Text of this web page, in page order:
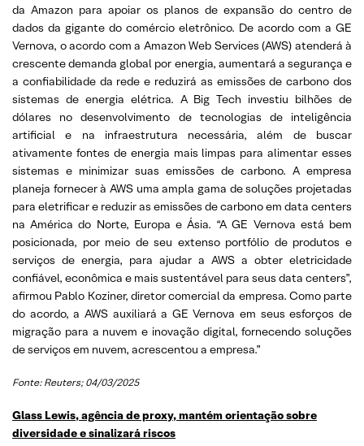
da Amazon para apoiar os planos de expansão do centro de
dados da gigante do comércio eletrônico. De acordo com a GE
Vernova, o acordo com a Amazon Web Services (AWS) atenderá à
crescente demanda global por energia, aumentará a segurança e
a confiabilidade da rede e reduzirá as emissões de carbono dos
sistemas de energia elétrica. A Big Tech investiu bilhões de
dólares no desenvolvimento de tecnologias de inteligência
artificial e na infraestrutura necessária, além de buscar
ativamente fontes de energia mais limpas para alimentar esses
sistemas e minimizar suas emissões de carbono. A empresa
planeja fornecer à AWS uma ampla gama de soluções projetadas
para eletrificar e reduzir as emissões de carbono em data centers
na América do Norte, Europa e Ásia. “A GE Vernova está bem
posicionada, por meio de seu extenso portfólio de produtos e
serviços de energia, para ajudar a AWS a obter eletricidade
confiável, econômica e mais sustentável para seus data centers”,
afirmou Pablo Koziner, diretor comercial da empresa. Como parte
do acordo, a AWS auxiliará a GE Vernova em seus esforços de
migração para a nuvem e inovação digital, fornecendo soluções
de serviços em nuvem, acrescentou a empresa.”
Fonte: Reuters; 04/03/2025
Glass Lewis, agência de proxy, mantém orientação sobre
diversidade e sinalizará riscos